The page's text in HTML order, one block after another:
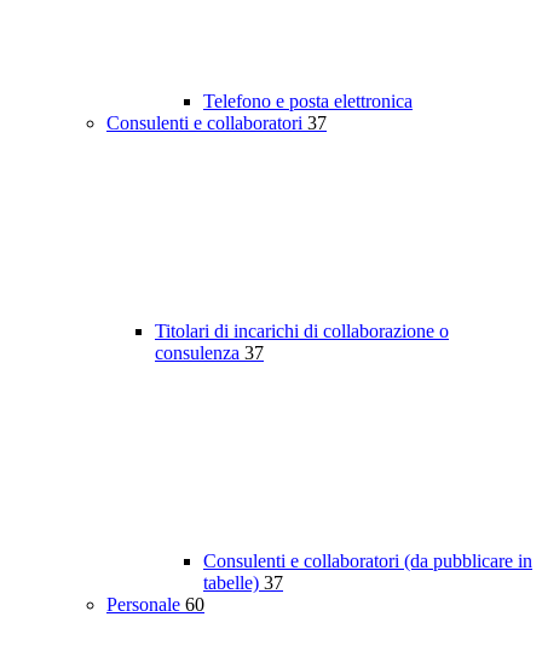
Telefono e posta elettronica
Consulenti e collaboratori 37
Titolari di incarichi di collaborazione o
consulenza 37
Consulenti e collaboratori (da pubblicare in
tabelle) 37
Personale 60